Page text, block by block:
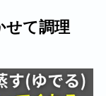
せて調理